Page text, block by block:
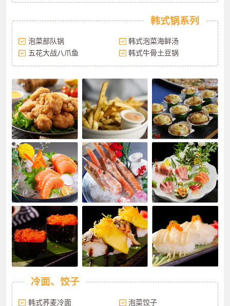
韩式锅系列
泡菜部队锅
韩式泡菜海鲜汤
五花大战八爪鱼
韩式牛骨土豆锅
冷面、饺子
韩式荞麦冷面
泡菜饺子